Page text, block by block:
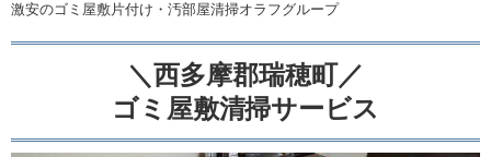
激安のゴミ屋敷片付け・汚部屋清掃オラフグループ
＼西多摩郡瑞穂町／
ゴミ屋敷清掃サービス